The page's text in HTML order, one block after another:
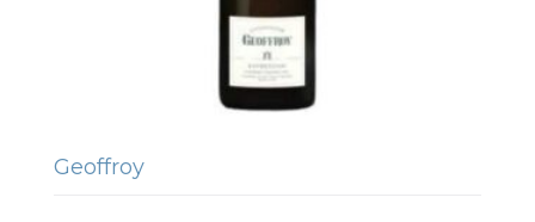
Geoffroy